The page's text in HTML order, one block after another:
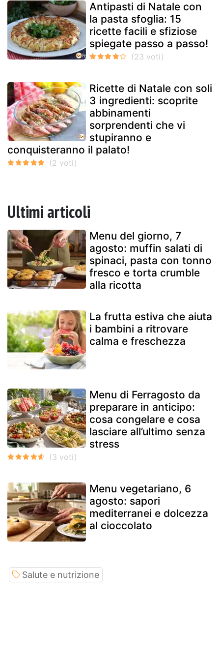
Antipasti di Natale con
la pasta sfoglia: 15
ricette facili e sfiziose
spiegate passo a passo!
Ricette di Natale con soli
3 ingredienti: scoprite
abbinamenti
sorprendenti che vi
stupiranno e
conquisteranno il palato!
Ultimi articoli
Menu del giorno, 7
agosto: muffin salati di
spinaci, pasta con tonno
fresco e torta crumble
alla ricotta
La frutta estiva che aiuta
i bambini a ritrovare
calma e freschezza
Menu di Ferragosto da
preparare in anticipo:
cosa congelare e cosa
lasciare all’ultimo senza
stress
Menu vegetariano, 6
agosto: sapori
mediterranei e dolcezza
al cioccolato
Salute e nutrizione